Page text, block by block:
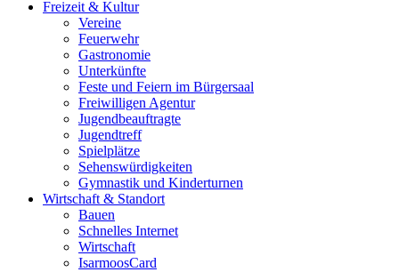
Freizeit & Kultur
Vereine
Feuerwehr
Gastronomie
Unterkünfte
Feste und Feiern im Bürgersaal
Freiwilligen Agentur
Jugendbeauftragte
Jugendtreff
Spielplätze
Sehenswürdigkeiten
Gymnastik und Kinderturnen
Wirtschaft & Standort
Bauen
Schnelles Internet
Wirtschaft
IsarmoosCard